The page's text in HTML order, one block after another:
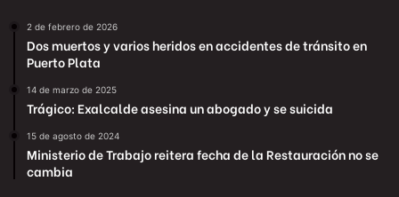
2 de febrero de 2026
Dos muertos y varios heridos en accidentes de tránsito en
Puerto Plata
14 de marzo de 2025
Trágico: Exalcalde asesina un abogado y se suicida
15 de agosto de 2024
Ministerio de Trabajo reitera fecha de la Restauración no se
cambia